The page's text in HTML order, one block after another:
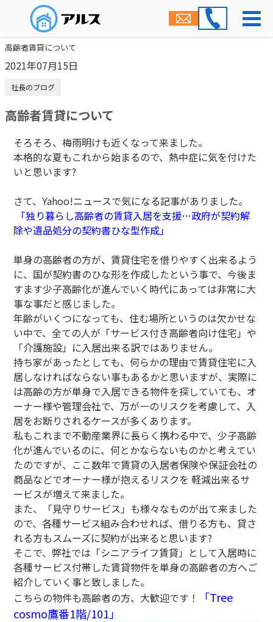
高齢者賃貸について
2021年07月15日
社長のブログ
高齢者賃貸について
そろそろ、梅雨明けも近くなって来ました。
本格的な夏もこれから始まるので、熱中症に気を付けた
いと思います?
さて、Yahoo!ニュースで気になる記事がありました。
「独り暮らし高齢者の賃貸入居を支援…政府が契約解
除や遺品処分の契約書ひな型作成」
単身の高齢者の方が、賃貸住宅を借りやすく出来るよう
に、国が契約書のひな形を作成したという事で、今後ま
すます少子高齢化が進んでいく時代にあっては非常に大
事な事だと感じました。
年齢がいくつになっても、住む場所というのは欠かせな
い中で、全ての人が「サービス付き高齢者向け住宅」や
「介護施設」に入居出来る訳ではありません。
持ち家があったとしても、何らかの理由で賃貸住宅に入
居しなければならない事もあるかと思いますが、実際に
は高齢の方が単身で入居できる物件を探していても、オ
ーナー様や管理会社で、万が一のリスクを考慮して、入
居をお断りされるケースが多くあります。
私もこれまで不動産業界に長らく携わる中で、少子高齢
化が進んでいるのに、何とかならないものかと考えてい
たのですが、ここ数年で賃貸の入居者保険や保証会社の
商品などでオーナー様が抱えるリスクを 軽減出来るサ
ービスが増えて来ました。
また、「見守りサービス」も様々なものが出て来ました
ので、各種サービス組み合わせれば、借りる方も、貸さ
れる方もスムーズに契約が出来ると思います?
そこで、弊社では「シニアライフ賃貸」として入居時に
各種サービス付帯した賃貸物件を単身の高齢者の方へご
紹介していく事と致しました。
こちらの物件も高齢者の方、大歓迎です！
「Tree
cosmo鷹番1階/101」